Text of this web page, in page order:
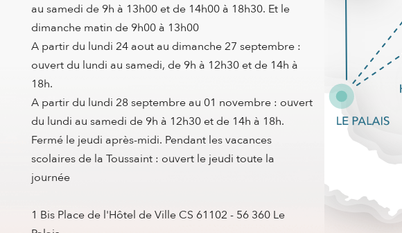
au samedi de 9h à 13h00 et de 14h00 à 18h30. Et le
dimanche matin de 9h00 à 13h00
A partir du lundi 24 aout au dimanche 27 septembre :
ouvert du lundi au samedi, de 9h à 12h30 et de 14h à
18h.
A partir du lundi 28 septembre au 01 novembre : ouvert
du lundi au samedi de 9h à 12h30 et de 14h à 18h.
Fermé le jeudi après-midi. Pendant les vacances
scolaires de la Toussaint : ouvert le jeudi toute la
journée
1 Bis Place de l'Hôtel de Ville CS 61102 - 56 360 Le